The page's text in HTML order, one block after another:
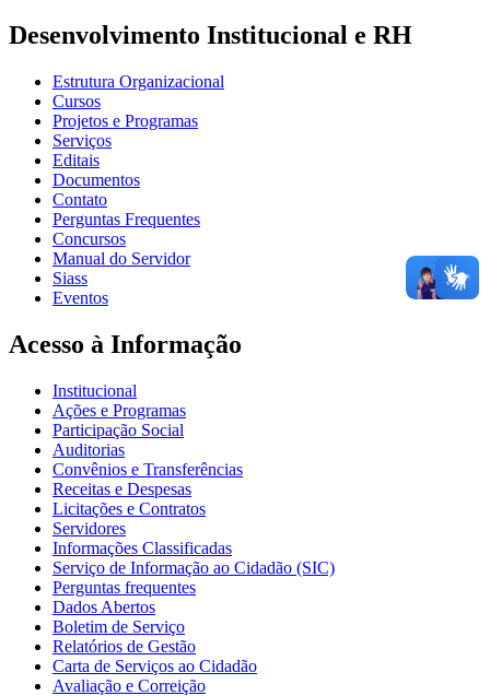
Desenvolvimento Institucional e RH
Estrutura Organizacional
Cursos
Projetos e Programas
Serviços
Editais
Documentos
Contato
Perguntas Frequentes
Concursos
Manual do Servidor
Siass
Eventos
Acesso à Informação
Institucional
Ações e Programas
Participação Social
Auditorias
Convênios e Transferências
Receitas e Despesas
Licitações e Contratos
Servidores
Informações Classificadas
Serviço de Informação ao Cidadão (SIC)
Perguntas frequentes
Dados Abertos
Boletim de Serviço
Relatórios de Gestão
Carta de Serviços ao Cidadão
Avaliação e Correição